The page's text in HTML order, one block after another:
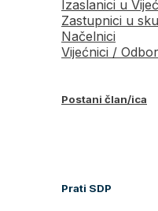
Izaslanici u
Zastupnici u
Načelnici
Vijećnici /
Postani član/ica
Prati SDP